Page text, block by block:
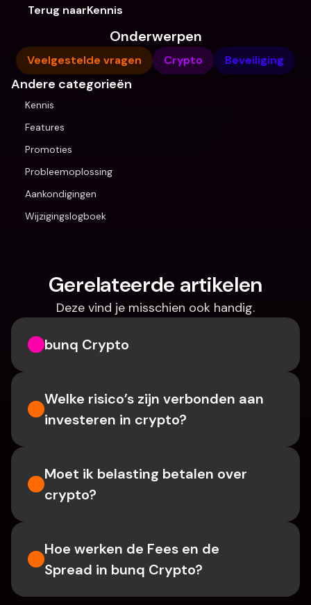
Terug naarKennis
Onderwerpen
Veelgestelde vragen Crypto Beveiliging
Andere categorieën
Kennis
Features
Promoties
Probleemoplossing
Aankondigingen
Wijzigingslogboek
Gerelateerde artikelen
Deze vind je misschien ook handig.
bunq Crypto
Welke risico’s zijn verbonden aan
investeren in crypto?
Moet ik belasting betalen over
crypto?
Hoe werken de Fees en de
Spread in bunq Crypto?